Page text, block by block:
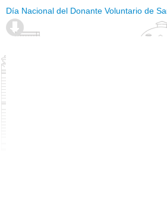
Día Nacional del Donante Voluntario de